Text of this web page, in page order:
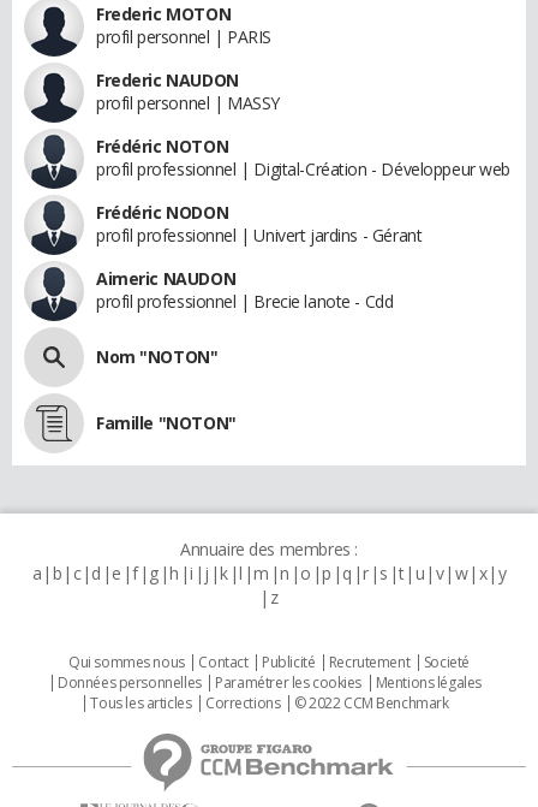
Frederic MOTON
profil personnel | PARIS
Frederic NAUDON
profil personnel | MASSY
Frédéric NOTON
profil professionnel | Digital-Création - Développeur web
Frédéric NODON
profil professionnel | Univert jardins - Gérant
Aimeric NAUDON
profil professionnel | Brecie lanote - Cdd
Nom "NOTON"
Famille "NOTON"
Annuaire des membres :
a b c d e f g h i j k l m n o p q r s t u v w x y
z
Qui sommes nous Contact Publicité Recrutement
Societé
Données personnelles
Paramétrer les cookies
Mentions légales
Tous les articles
Corrections © 2022 CCM Benchmark